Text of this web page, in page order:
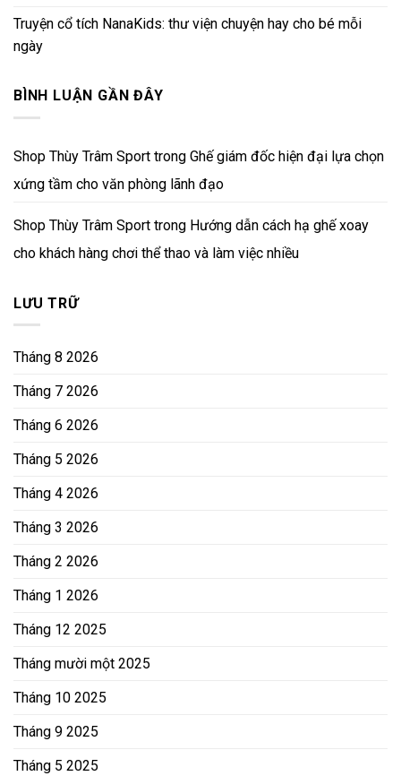
Truyện cổ tích NanaKids: thư viện chuyện hay cho bé mỗi
ngày
BÌNH LUẬN GẦN ĐÂY
Shop Thùy Trâm Sport trong Ghế giám đốc hiện đại lựa chọn
xứng tầm cho văn phòng lãnh đạo
Shop Thùy Trâm Sport trong Hướng dẫn cách hạ ghế xoay
cho khách hàng chơi thể thao và làm việc nhiều
LƯU TRỮ
Tháng 8 2026
Tháng 7 2026
Tháng 6 2026
Tháng 5 2026
Tháng 4 2026
Tháng 3 2026
Tháng 2 2026
Tháng 1 2026
Tháng 12 2025
Tháng mười một 2025
Tháng 10 2025
Tháng 9 2025
Tháng 5 2025